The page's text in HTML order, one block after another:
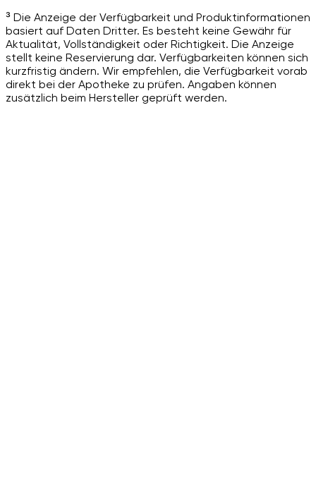
³ Die Anzeige der Verfügbarkeit und Produktinformationen
basiert auf Daten Dritter. Es besteht keine Gewähr für
Aktualität, Vollständigkeit oder Richtigkeit. Die Anzeige
stellt keine Reservierung dar. Verfügbarkeiten können sich
kurzfristig ändern. Wir empfehlen, die Verfügbarkeit vorab
direkt bei der Apotheke zu prüfen. Angaben können
zusätzlich beim Hersteller geprüft werden.